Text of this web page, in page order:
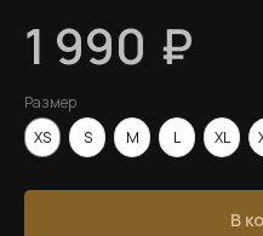
1 990 ₽
Размер
XS
S M L XL
В